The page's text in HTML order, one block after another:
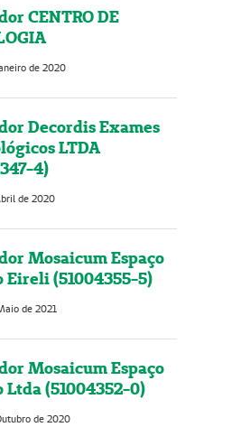
CENTRO DE
de 2020
Decordis Exames
LTDA
4)
de 2020
Mosaicum Espaço
Eireli (51004355-5)
de 2021
Mosaicum Espaço
Ltda (51004352-0)
de 2020